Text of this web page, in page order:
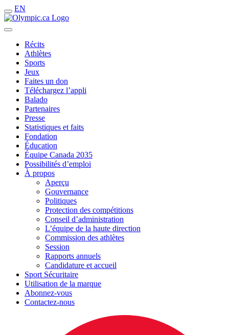
EN
Récits
Athlètes
Sports
Jeux
Faites un don
Téléchargez l’appli
Balado
Partenaires
Presse
Statistiques et faits
Fondation
Éducation
Équipe Canada 2035
Possibilités d’emploi
À propos
Aperçu
Gouvernance
Politiques
Protection des compétitions
Conseil d’administration
L’équipe de la haute direction
Commission des athlètes
Session
Rapports annuels
Candidature et accueil
Sport Sécuritaire
Utilisation de la marque
Abonnez-vous
Contactez-nous